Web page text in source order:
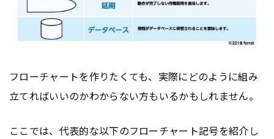
フローチャートを作りたくても、実際にどのように組み
立てればいいのかわからない方もいるかもしれません。
ここでは、代表的な以下のフローチャート記号を紹介し